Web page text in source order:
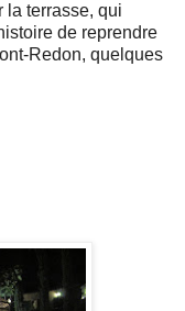
la terrasse, qui
de reprendre
Redon, quelques